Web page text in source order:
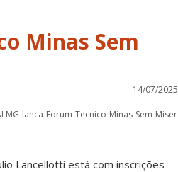
Minas Sem
14/07/2025
lanca-Forum-Tecnico-Minas-Sem-Miser
Lancellotti está com inscrições